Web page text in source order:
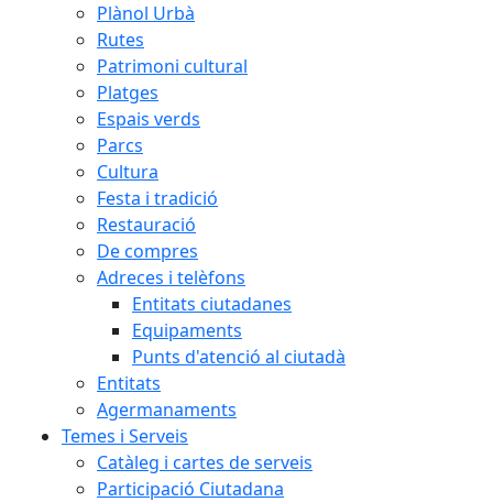
Plànol Urbà
Rutes
Patrimoni cultural
Platges
Espais verds
Parcs
Cultura
Festa i tradició
Restauració
De compres
Adreces i telèfons
Entitats ciutadanes
Equipaments
Punts d'atenció al ciutadà
Entitats
Agermanaments
Temes i Serveis
Catàleg i cartes de serveis
Participació Ciutadana